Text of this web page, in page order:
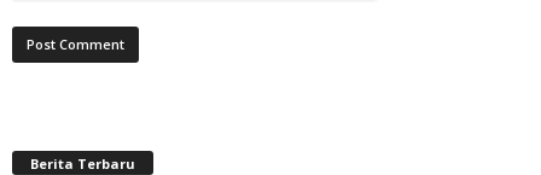
Berita Terbaru